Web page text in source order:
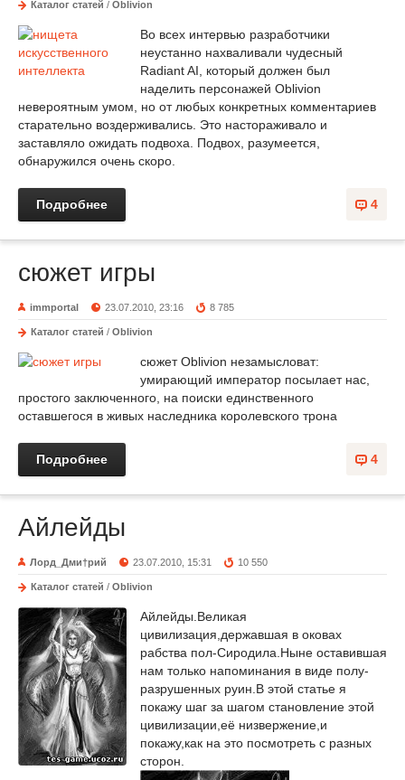
Каталог статей / Oblivion
Во всех интервью разработчики
неустанно нахваливали чудесный
Radiant AI, который должен был
наделить персонажей Oblivion
невероятным умом, но от любых конкретных комментариев
старательно воздерживались. Это настораживало и
заставляло ожидать подвоха. Подвох, разумеется,
обнаружился очень скоро.
4
Подробнее
сюжет игры
immportal 23.07.2010, 23:16 8 785
Каталог статей / Oblivion
сюжет Oblivion незамысловат:
умирающий император посылает нас,
простого заключенного, на поиски единственного
оставшегося в живых наследника королевского трона
4
Подробнее
Айлейды
Лорд_Дми†рий 23.07.2010, 15:31 10 550
Каталог статей / Oblivion
Айлейды.Великая
цивилизация,державшая в оковах
рабства пол-Сиродила.Ныне оставившая
нам только напоминания в виде полу-
разрушенных руин.В этой статье я
покажу шаг за шагом становление этой
цивилизации,её низвержение,и
покажу,как на это посмотреть с разных
сторон.